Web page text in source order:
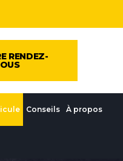
RENDEZ-
Conseils À propos